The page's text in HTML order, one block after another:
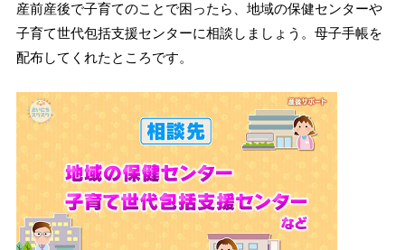
産前産後で子育てのことで困ったら、地域の保健センターや
子育て世代包括支援センターに相談しましょう。母子手帳を
配布してくれたところです。